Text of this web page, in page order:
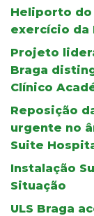
Heliporto do
exercício da
Projeto
Braga
Clínico
Reposição
urgente no
Suite
Instalação
Situação
ULS Braga